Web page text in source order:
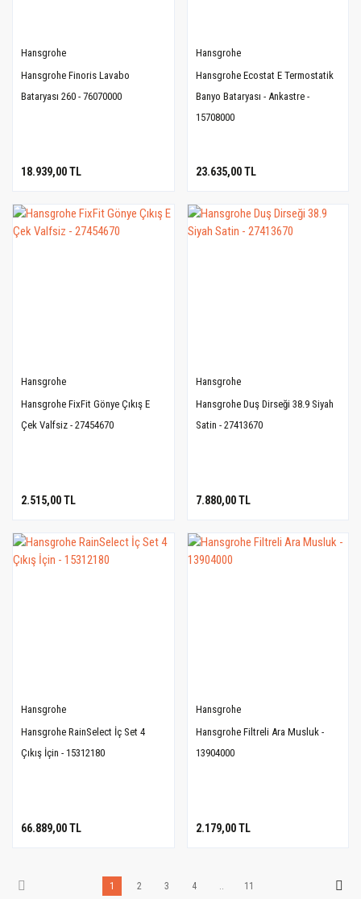
Hansgrohe
Hansgrohe Finoris Lavabo
Bataryası 260 - 76070000
18.939,00 TL
Hansgrohe
Hansgrohe Ecostat E Termostatik
Banyo Bataryası - Ankastre -
15708000
23.635,00 TL
Hansgrohe
Hansgrohe FixFit Gönye Çıkış E
Çek Valfsiz - 27454670
2.515,00 TL
Hansgrohe
Hansgrohe Duş Dirseği 38.9 Siyah
Satin - 27413670
7.880,00 TL
Hansgrohe
Hansgrohe RainSelect İç Set 4
Çıkış İçin - 15312180
66.889,00 TL
Hansgrohe
Hansgrohe Filtreli Ara Musluk -
13904000
2.179,00 TL
1 2 3 4 .. 11